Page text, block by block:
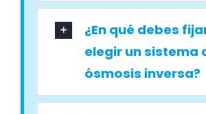
¿En qué debes
elegir un sistema
ósmosis inversa?